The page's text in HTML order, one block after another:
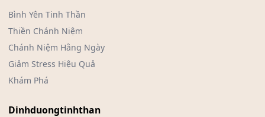
Bình Yên Tinh Thần
Thiền Chánh Niệm
Chánh Niệm Hằng Ngày
Giảm Stress Hiệu Quả
Khám Phá
Dinhduongtinhthan